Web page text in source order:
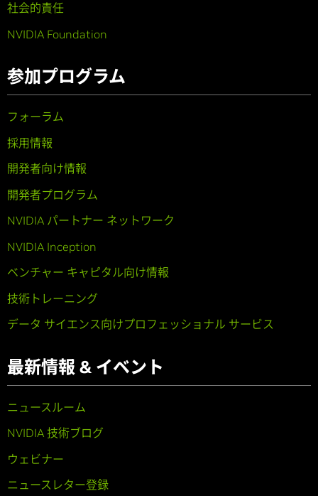
社会的責任
NVIDIA Foundation
参加プログラム
フォーラム
採用情報
開発者向け情報
開発者プログラム
NVIDIA パートナー ネットワーク
NVIDIA Inception
ベンチャー キャピタル向け情報
技術トレーニング
データ サイエンス向けプロフェッショナル サービス
最新情報 & イベント
ニュースルーム
NVIDIA 技術ブログ
ウェビナー
ニュースレター登録